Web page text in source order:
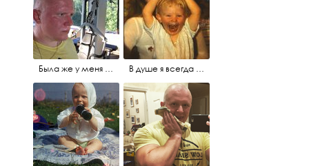
Была же у меня какая-то фамилия... В душе я всегда примерно такой. ;)